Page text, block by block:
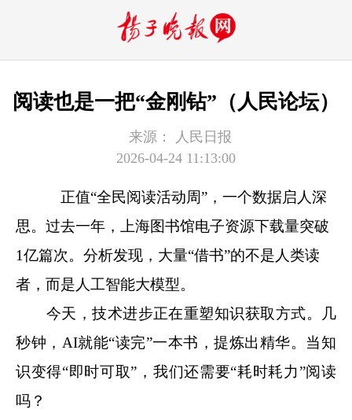
阅读也是一把“金刚钻”（人民论坛）
来源：
人民日报
2026-04-24 11:13:00
正值“全民阅读活动周”，一个数据启人深
思。过去一年，上海图书馆电子资源下载量突破
1亿篇次。分析发现，大量“借书”的不是人类读
者，而是人工智能大模型。
今天，技术进步正在重塑知识获取方式。几
秒钟，AI就能“读完”一本书，提炼出精华。当知
识变得“即时可取”，我们还需要“耗时耗力”阅读
吗？